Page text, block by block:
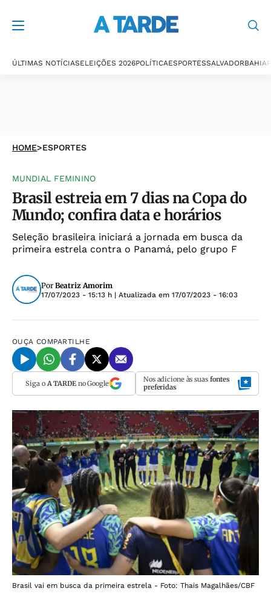
ÚLTIMAS NOTÍCIASELEIÇÕES 2026POLÍTICAESPORTESSALVADORBAHIA
HOME>ESPORTES
MUNDIAL FEMININO
Brasil estreia em 7 dias na Copa do
Mundo; confira data e horários
Seleção brasileira iniciará a jornada em busca da
primeira estrela contra o Panamá, pelo grupo F
Por Beatriz Amorim
17/07/2023 - 15:13 h | Atualizada em 17/07/2023 - 16:03
OUÇA COMPARTILHE
Siga o A TARDEno Google Nos adicione às suas fontes
preferidas
Brasil vai em busca da primeira estrela - Foto: Thais Magalhães/CBF